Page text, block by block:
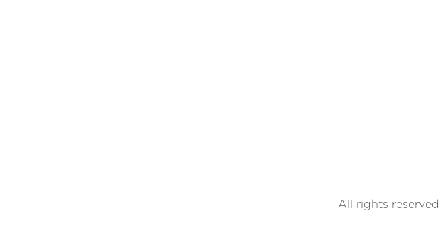
All rights reserved